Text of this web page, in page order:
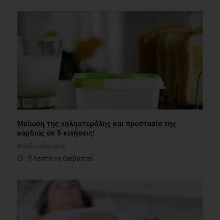
Μείωση της χοληστερόλης και προστασία της
καρδιάς σε 5 κινήσεις!
Καρδιαγγειακά
3 λεπτά να διαβαστεί